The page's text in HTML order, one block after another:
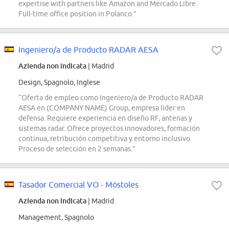
expertise with partners like Amazon and Mercado Libre.
Full-time office position in Polanco.”
Ingeniero/a de Producto RADAR AESA
Azienda non indicata | Madrid
Design, Spagnolo, Inglese
“Oferta de empleo como Ingeniero/a de Producto RADAR
AESA en (COMPANY NAME) Group, empresa líder en
defensa. Requiere experiencia en diseño RF, antenas y
sistemas radar. Ofrece proyectos innovadores, formación
continua, retribución competitiva y entorno inclusivo.
Proceso de selección en 2 semanas.”
Tasador Comercial VO - Móstoles
Azienda non indicata | Madrid
Management, Spagnolo